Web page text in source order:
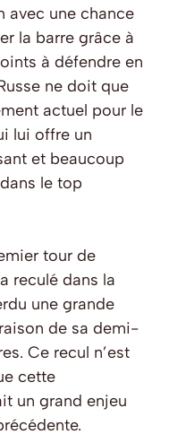
avec une chance
la barre grâce à
à défendre en
ne doit que
actuel pour le
lui offre un
et beaucoup
le top
tour de
reculé dans la
une grande
de sa demi-
Ce recul n’est
cette
un grand enjeu